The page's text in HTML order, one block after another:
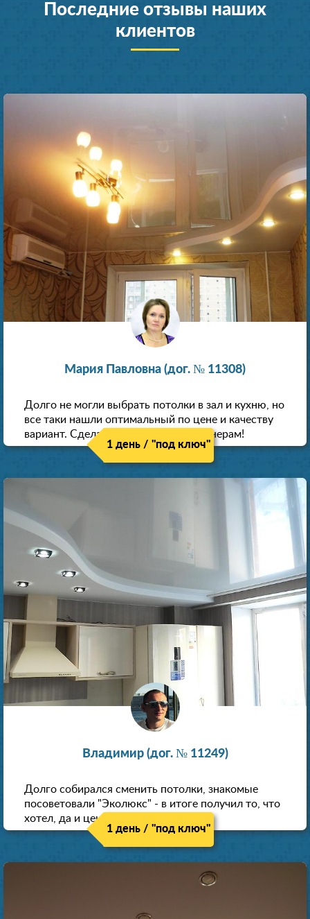
Последние отзывы наших
клиентов
Мария Павловна (дог. № 11308)
Долго не могли выбрать потолки в зал и кухню, но
все таки нашли оптимальный по цене и качеству
вариант. Сделали скидку как пенсионерам!
1 день / "под ключ"
Владимир (дог. № 11249)
Долго собирался сменить потолки, знакомые
посоветовали "Эколюкс" - в итоге получил то, что
хотел, да и цена нормальная.
1 день / "под ключ"